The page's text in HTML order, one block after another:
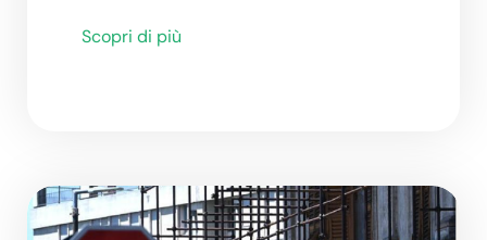
Scopri di più